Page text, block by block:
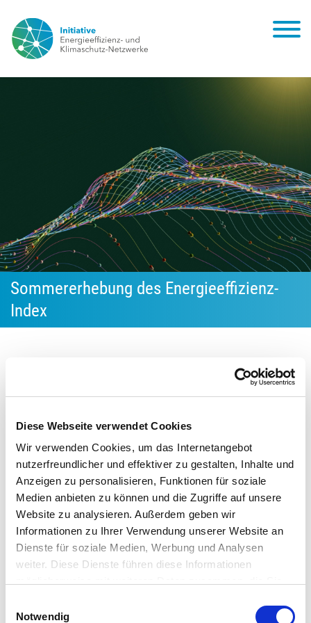
Diese Webseite verwendet Cookies
Wir verwenden Cookies, um das Internetangebot
nutzerfreundlicher und effektiver zu gestalten, Inhalte und
Anzeigen zu personalisieren, Funktionen für soziale
Medien anbieten zu können und die Zugriffe auf unsere
Website zu analysieren. Außerdem geben wir
Informationen zu Ihrer Verwendung unserer Website an
Dienste für soziale Medien, Werbung und Analysen
weiter. Diese Dienste führen diese Informationen
Nutzung der Dienste gesammelt haben.
Notwendig
Sommererhebung des Energieeffizienz-
Index
Geringe Investitionsbereitschaft in
Obwohl Unternehmen dem Thema Energieeffizienz große
Bedeutung für ihre Wirtschaftlichkeit beimessen, wurden in
der ersten Jahreshälfte 2023 besonders wenig
Investitionen in Energieeffizienzmaßnahmen getätigt. Das
zeigt der aktuelle Energieeffizienz-Index der deutschen
Industrie, der vom Institut für Energieeffizienz in der
Produktion EEP der Universität Stuttgart seit 2015
veröffentlicht wird. Der EEI wird in Zusammenarbeit mit der
Deutschen Industrie (BDI), dem Fraunhofer IPA und dem